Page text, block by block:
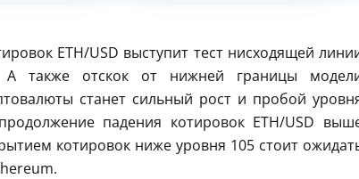
ETH/USD выступит тест нисходящей
А также отскок от нижней границы
станет сильный рост и пробой
падения котировок ETH/USD
котировок ниже уровня 105 стоит